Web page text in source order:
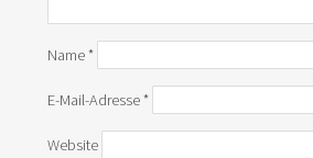
Name*
E-Mail-Adresse*
Website